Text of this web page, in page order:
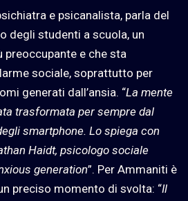
e psicanalista, parla del
degli studenti a scuola, un
e che sta
sociale, soprattutto per
generati dall’ansia. “La mente
trasformata per sempre dal
smartphone. Lo spiega con
Haidt, psicologo sociale
generation”. Per Ammaniti è
preciso momento di svolta: “Il